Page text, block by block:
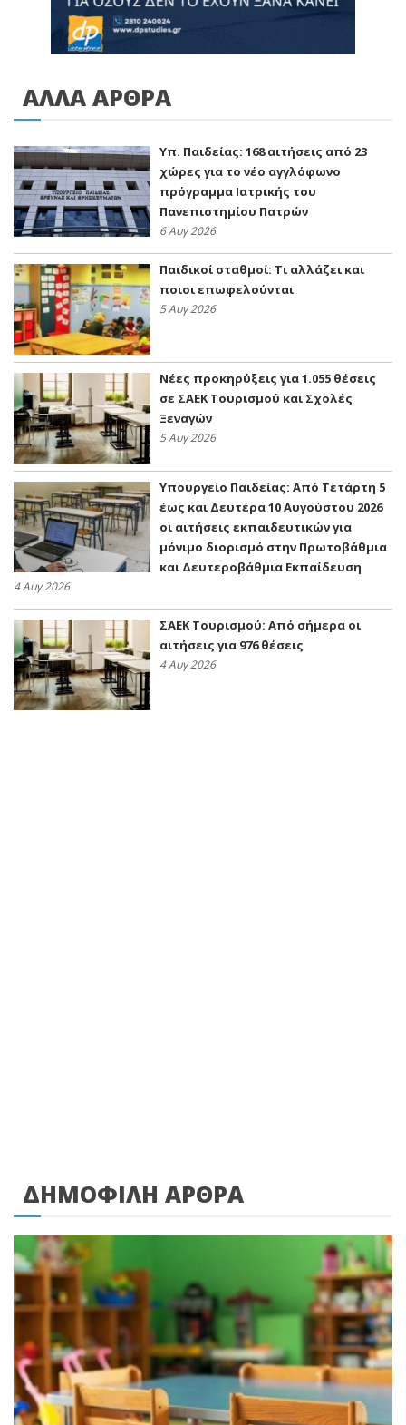
ΑΛΛΑ ΑΡΘΡΑ
Υπ. Παιδείας: 168 αιτήσεις από 23
χώρες για το νέο αγγλόφωνο
πρόγραμμα Ιατρικής του
Πανεπιστημίου Πατρών
6 Αυγ 2026
Παιδικοί σταθμοί: Τι αλλάζει και
ποιοι επωφελούνται
5 Αυγ 2026
Νέες προκηρύξεις για 1.055 θέσεις
σε ΣΑΕΚ Τουρισμού και Σχολές
Ξεναγών
5 Αυγ 2026
Υπουργείο Παιδείας: Από Τετάρτη 5
έως και Δευτέρα 10 Αυγούστου 2026
οι αιτήσεις εκπαιδευτικών για
μόνιμο διορισμό στην Πρωτοβάθμια
και Δευτεροβάθμια Εκπαίδευση
4 Αυγ 2026
ΣΑΕΚ Τουρισμού: Από σήμερα οι
αιτήσεις για 976 θέσεις
4 Αυγ 2026
ΔΗΜΟΦΙΛΗ ΑΡΘΡΑ